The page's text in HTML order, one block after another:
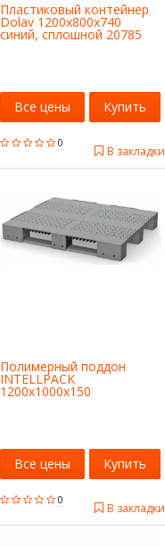
Пластиковый контейнер
Dolav 1200х800х740
синий, сплошной 20785
0
В закладки
Все цены Купить
Полимерный поддон
INTELLPACK
1200x1000x150
0
В закладки
Все цены Купить